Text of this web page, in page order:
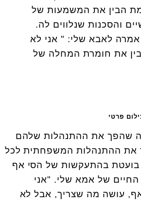
הבין את המשמעות של
והסכנות שנלווים לה.
לאבא שלי: " אני לא
את חומרת המחלה של
פרטי
מה שהפך את ההתנהלות שלהם
את ההתנהלות המשפחתית לכל
בועטת בהתעקשות של הסי אף
החיים של אמא שלי. "אני
עושה מה שצריך, אבל לא